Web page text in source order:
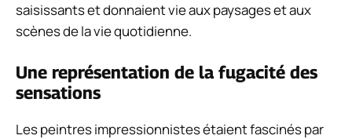
saisissants et donnaient vie aux paysages et aux
scènes de la vie quotidienne.
Une représentation de la fugacité des
sensations
Les peintres impressionnistes étaient fascinés par